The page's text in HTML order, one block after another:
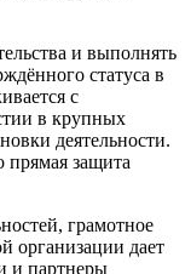
и выполнять
статуса в
с
в крупных
деятельности.
прямая защита
грамотное
организации дает
и партнеры